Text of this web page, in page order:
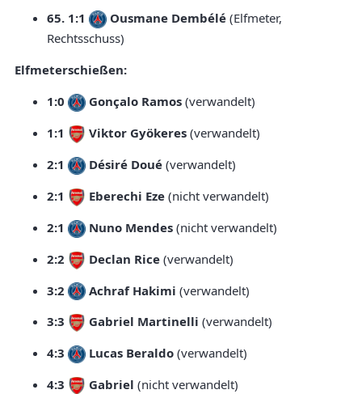
65. 1:1
Ousmane Dembélé (Elfmeter,
Rechtsschuss)
Elfmeterschießen:
1:0
Gonçalo Ramos (verwandelt)
1:1
Viktor Gyökeres (verwandelt)
2:1
Désiré Doué (verwandelt)
2:1
Eberechi Eze (nicht verwandelt)
2:1
Nuno Mendes (nicht verwandelt)
2:2
Declan Rice (verwandelt)
3:2
Achraf Hakimi (verwandelt)
3:3
Gabriel Martinelli (verwandelt)
4:3
Lucas Beraldo (verwandelt)
4:3
Gabriel (nicht verwandelt)